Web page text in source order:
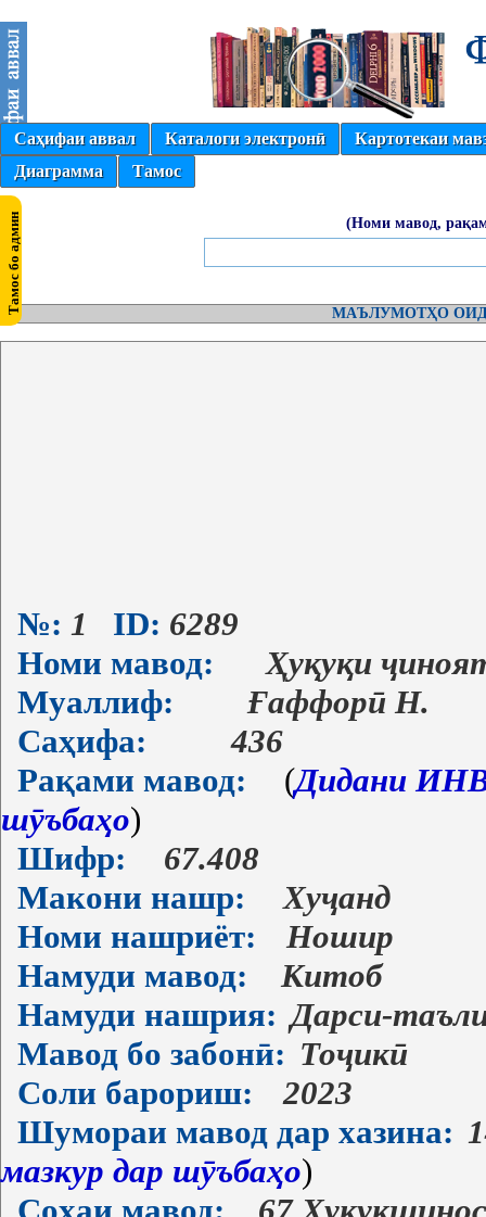
Саҳифаи аввал Каталоги электронӣ
Картотекаи
Диаграмма
Тамос
(Номи мавод,
МАЪЛУМОТҲО
№: 1 ID: 6289
Номи мавод:
Ҳуқуқи
Муаллиф:
Ғаффорӣ Н.
Саҳифа:
436
Рақами мавод:
(Дидани
шӯъбаҳо)
Шифр:
67.408
Макони нашр:
Хуҷанд
Номи нашриёт:
Ношир
Намуди мавод:
Китоб
Намуди нашрия: Дарси-
Мавод бо забонӣ: Тоҷикӣ
Соли барориш:
2023
Шумораи мавод дар хазина:
мазкур дар шӯъбаҳо)